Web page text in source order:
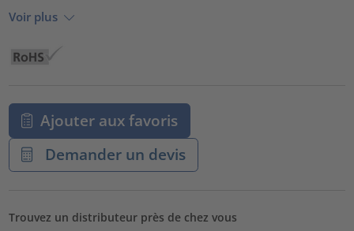
Voir plus
Ajouter aux favoris
Demander un devis
Trouvez un distributeur près de chez vous